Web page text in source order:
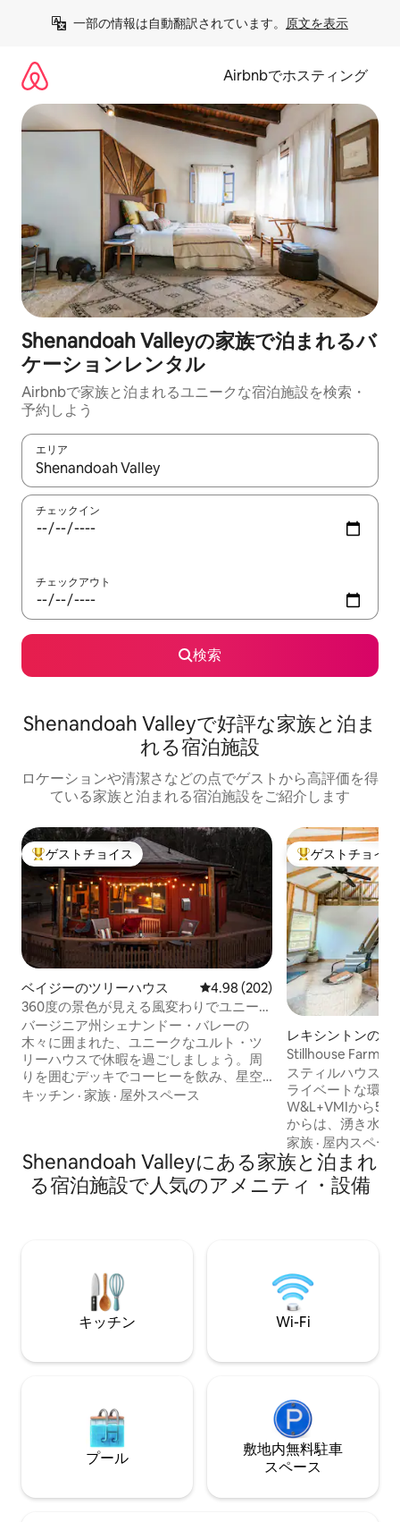
一部の情報は自動翻訳されています。 原文を表示
Airbnbでホスティング
Shenandoah Valleyの家族で泊まれるバ
ケーションレンタル
Airbnbで家族と泊まれるユニークな宿泊施設を検索・
予約しよう
エリア
検索結果が表示されたら、上下の矢印キーを使って移動するか
チェックイン
チェックアウト
検索
Shenandoah Valleyで好評な家族と泊ま
れる宿泊施設
ロケーションや清潔さなどの点でゲストから高評価を得
ている家族と泊まれる宿泊施設をご紹介します
大好評のゲストチョイスです。
ゲストチョイス
ベイジーのツリーハウス レビュー202件、5つ星中4.98つ
4.98 (202)
360度の景色が見える風変わりでユニーク
なツリーハウス*ハイキング*湖*ゴルフ
バージニア州シェナンドー・バレーの
木々に囲まれた、ユニークなユルト・ツ
リーハウスで休暇を過ごしましょう。周
りを囲むデッキでコーヒーを飲み、星空
の下のファイヤーピットの周りに集ま
しょう。すべてわずか数分です。 🎸シェ
ナンドー・バレー・コンサート・シリー
ズ@オークニー・スプリングス・ホテル
キッチン · 家族 · 屋外スペース
大好評のゲスト
ゲストチョイス
レキシントンのユ
Stillhouse Farmの
ライベート
スティルハウスフ
ライベートな環境
W&L+VMIから5
からは、湧き水の
や七面鳥などの野
えます。 デッキ
の下には広い屋外
高速インターネ
ンリトリート**を
https://
家族 · 屋内スペー
Shenandoah Valleyにある家族と泊まれ
る宿泊施設で人気のアメニティ・設備
キッチン Wi-Fi
プール
敷地内無料駐⁠車
ス⁠ペ⁠ー⁠ス